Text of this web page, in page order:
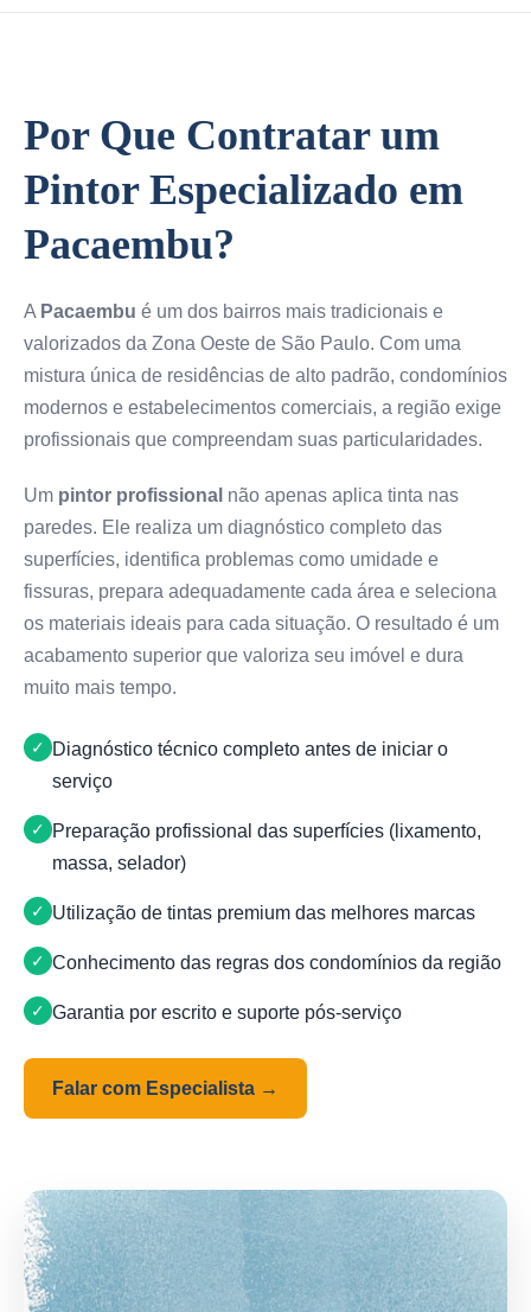
Por Que Contratar um
Pintor Especializado em
Pacaembu?
A Pacaembu é um dos bairros mais tradicionais e
valorizados da Zona Oeste de São Paulo. Com uma
mistura única de residências de alto padrão, condomínios
modernos e estabelecimentos comerciais, a região exige
profissionais que compreendam suas particularidades.
Um pintor profissional não apenas aplica tinta nas
paredes. Ele realiza um diagnóstico completo das
superfícies, identifica problemas como umidade e
fissuras, prepara adequadamente cada área e seleciona
os materiais ideais para cada situação. O resultado é um
acabamento superior que valoriza seu imóvel e dura
muito mais tempo.
Diagnóstico técnico completo antes de iniciar o
serviço
Preparação profissional das superfícies (lixamento,
massa, selador)
Utilização de tintas premium das melhores marcas
Conhecimento das regras dos condomínios da região
Garantia por escrito e suporte pós-serviço
Falar com Especialista →